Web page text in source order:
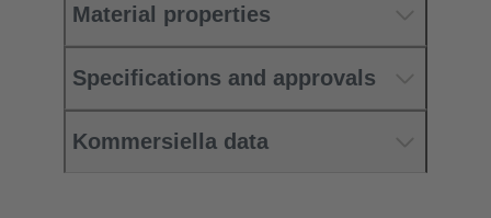
Material properties
Specifications and approvals
Kommersiella data